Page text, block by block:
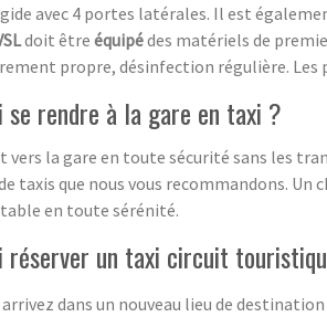
avec 4 portes latérales. Il est
doit être équipédes matériels de
propre, désinfection régulière.
se rendre à la gare en taxi ?
vers la gare en toute sécurité sans les
taxis que nous vous recommandons.
en toute sérénité.
réserver un taxi circuit
dans un nouveau lieu de